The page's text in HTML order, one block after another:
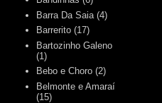
Barra Da Saia (4)
Barrerito (17)
Bartozinho Galeno
(1)
Bebo e Choro (2)
Belmonte e Amaraí
(15)